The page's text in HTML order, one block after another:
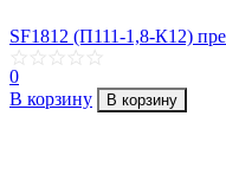
SF1812 (П111-1,8-К12)
0
В корзину
В корзину